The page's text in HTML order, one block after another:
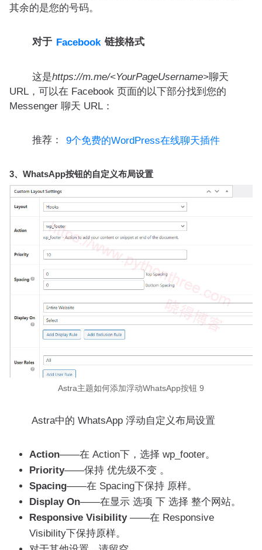
其余的是您的号码。
对于 Facebook 链接格式
这是https://m.me/<YourPageUsername>聊天
URL，可以在 Facebook 页面的以下部分找到您的
Messenger 聊天 URL：
推荐： 9个免费的WordPress在线聊天插件
3、WhatsApp按钮的自定义布局设置
Astra主题如何添加浮动WhatsApp按钮 9
Astra中的 WhatsApp 浮动自定义布局设置
Action——在 Action下，选择 wp_footer。
Priority——保持 优先级不变 。
Spacing——在 Spacing下保持 原样。
Display On——在显示 选项 下 选择 整个网站。
Responsive Visibility——在 Responsive
Visibility下保持原样。